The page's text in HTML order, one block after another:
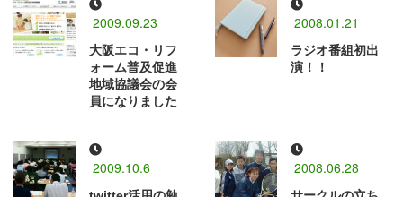
2009.09.23
大阪エコ・リフ
ォーム普及促進
地域協議会の会
員になりました
2008.01.21
ラジオ番組初出
演！！
2009.10.6 2008.06.28